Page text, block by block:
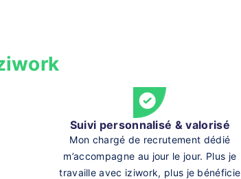
Suivi personnalisé & valorisé
Mon chargé de recrutement dédié
m’accompagne au jour le jour. Plus je
travaille avec iziwork, plus je bénéficie